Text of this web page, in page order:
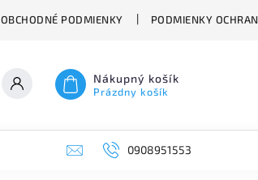
OBCHODNÉ PODMIENKY PODMIENKY
Nákupný košík
Prázdny košík
0908951553